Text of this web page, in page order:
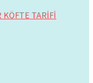
KÖFTE TARİFİ